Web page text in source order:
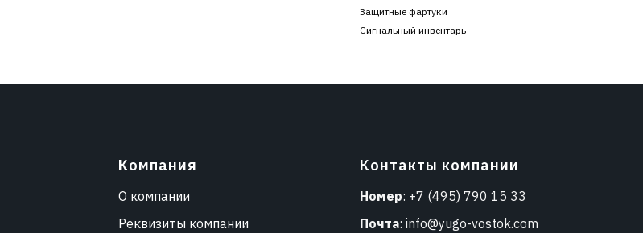
Защитные фартуки
Сигнальный инвентарь
Компания
О компании
Реквизиты компании
Контакты компании
Номер: +7 (495) 790 15 33
Почта: info@yugo-vostok.com